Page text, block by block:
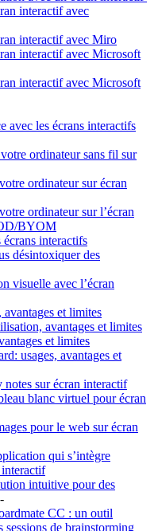
interactif avec
interactif avec Miro
interactif avec Microsoft
interactif avec Microsoft
avec les écrans interactifs
ordinateur sans fil sur
ordinateur sur écran
ordinateur sur l’écran
BYOM
interactifs
désintoxiquer des
visuelle avec l’écran
et limites
avantages et limites
et limites
usages, avantages et
sur écran interactif
blanc virtuel pour écran
pour le web sur écran
qui s’intègre
intuitive pour des
-
CC : un outil
de brainstorming